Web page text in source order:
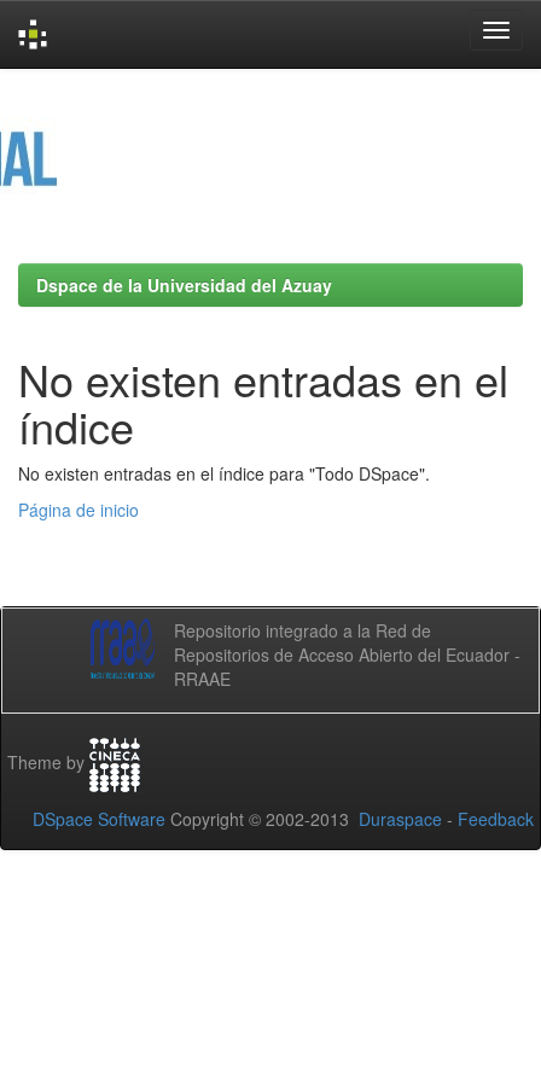
Dspace de la Universidad del Azuay
No existen entradas en el
índice
No existen entradas en el índice para "Todo DSpace".
Página de inicio
Repositorio integrado a la Red de
Repositorios de Acceso Abierto del Ecuador -
RRAAE
Theme by
DSpace Software Copyright © 2002-2013 Duraspace - Feedback